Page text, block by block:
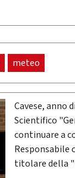
meteo
Cavese, anno
Scientifico
continuare a
Responsabile
titolare della